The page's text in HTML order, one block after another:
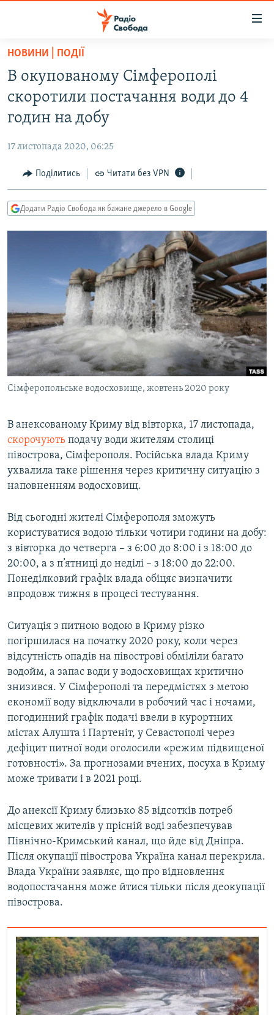
Перейти
основного
матеріалу
Перейти
до
основної
Перейти
до
пошуку
ВСЕ ЗА ДОБУ
СТАТТІ
ЕКОНОМІКА
СУСПІЛЬСТВО
РОСІЙСЬКА «ФІЛЬТРАЦІЯ»
ДОНБАС.РЕАЛІЇ
ТИ ЯК?
КИТАЙ.ВИКЛИКИ
МУЛЬТИМЕДІА
ФОТО
СПЕЦПРОЄКТИ
ПОДКАСТИ
РУС
УКР
КТАТ
Усі сайти RFE/RL
НОВИНИ | ПОДІЇ
В окупованому Сімферополі
скоротили постачання води до 4
годин на добу
17 листопада 2020, 06:25
Поділитись Читати без VPN
Додати Радіо Свобода як бажане джерело в Google
Сімферопольське водосховище, жовтень 2020 року
В анексованому Криму від вівторка, 17 листопада,
скорочують подачу води жителям столиці
півострова, Сімферополя. Російська влада Криму
ухвалила таке рішення через критичну ситуацію з
наповненням водосховищ.
Від сьогодні жителі Сімферополя зможуть
користуватися водою тільки чотири години на добу:
з вівторка до четверга – з 6:00 до 8:00 і з 18:00 до
20:00, а з п’ятниці до неділі – з 18:00 до 22:00.
Понеділковий графік влада обіцяє визначити
впродовж тижня в процесі тестування.
Ситуація з питною водою в Криму різко
погіршилася на початку 2020 року, коли через
відсутність опадів на півострові обміліли багато
водойм, а запас води у водосховищах критично
знизився. У Сімферополі та передмістях з метою
економії воду відключали в робочий час і ночами,
погодинний графік подачі ввели в курортних
містах Алушта і Партеніт, у Севастополі через
дефіцит питної води оголосили «режим підвищеної
готовності». За прогнозами вчених, посуха в Криму
може тривати і в 2021 році.
До анексії Криму близько 85 відсотків потреб
місцевих жителів у прісній воді забезпечував
Північно-Кримський канал, що йде від Дніпра.
Після окупації півострова Україна канал перекрила.
Влада України заявляє, що про відновлення
водопостачання може йтися тільки після деокупації
півострова.